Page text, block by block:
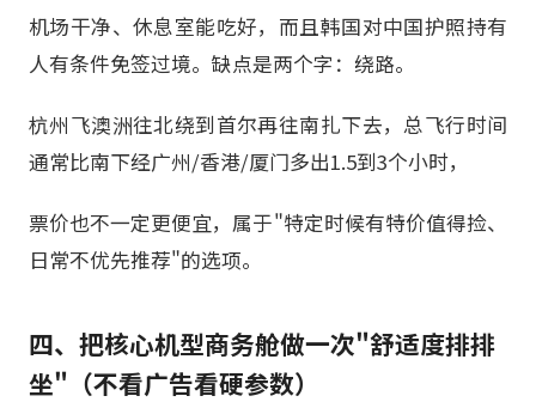
机场干净、休息室能吃好，而且韩国对中国护照持有
人有条件免签过境。缺点是两个字：绕路。
杭州飞澳洲往北绕到首尔再往南扎下去，总飞行时间
通常比南下经广州/香港/厦门多出1.5到3个小时，
票价也不一定更便宜，属于"特定时候有特价值得捡、
日常不优先推荐"的选项。
四、把核心机型商务舱做一次"舒适度排排
坐"（不看广告看硬参数）